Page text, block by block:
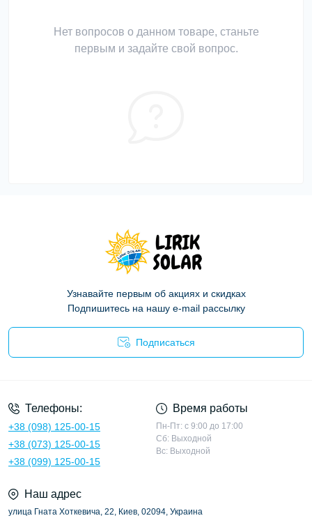
Нет вопросов о данном товаре, станьте
первым и задайте свой вопрос.
Узнавайте первым об акциях и скидках
Подпишитесь на нашу e-mail рассылку
Подписаться
Телефоны:
+38 (098) 125-00-15
+38 (073) 125-00-15
+38 (099) 125-00-15
Время работы
Пн-Пт: с 9:00 до 17:00
Сб: Выходной
Вс: Выходной
Наш адрес
улица Гната Хоткевича, 22, Киев, 02094, Украина